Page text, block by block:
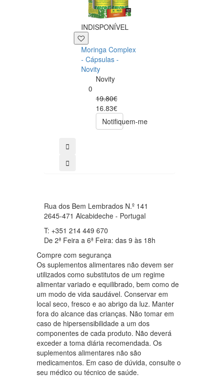
INDISPONÍVEL
Moringa Complex
- Cápsulas -
Novity
Novity
0
19.80€
16.83€
Notifiquem-me
Rua dos Bem Lembrados N.º 141
2645-471 Alcabideche - Portugal
T: +351 214 449 670
De 2ª Feira a 6ª Feira: das 9 às 18h
Compre com segurança
Os suplementos alimentares não devem ser
utilizados como substitutos de um regime
alimentar variado e equilibrado, bem como de
um modo de vida saudável. Conservar em
local seco, fresco e ao abrigo da luz. Manter
fora do alcance das crianças. Não tomar em
caso de hipersensibilidade a um dos
componentes de cada produto. Não deverá
exceder a toma diária recomendada. Os
suplementos alimentares não são
medicamentos. Em caso de dúvida, consulte o
seu médico ou técnico de saúde.